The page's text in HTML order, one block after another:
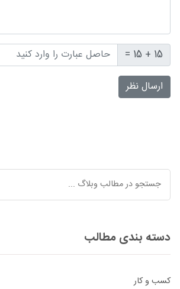
15 + 15 =
ارسال نظر
دسته بندی مطالب
کسب و کار